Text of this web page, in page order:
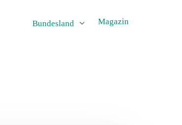
Bundesland Magazin